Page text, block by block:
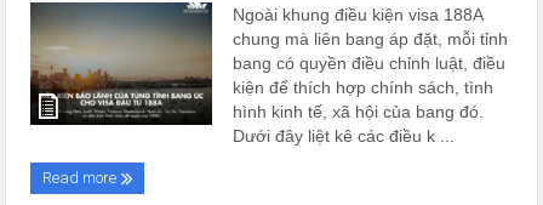
Ngoài khung điều kiện visa 188A
chung mà liên bang áp đặt, mỗi tỉnh
bang có quyền điều chỉnh luật, điều
kiện để thích hợp chính sách, tình
hình kinh tế, xã hội của bang đó.
Dưới đây liệt kê các điều k ...
Read more